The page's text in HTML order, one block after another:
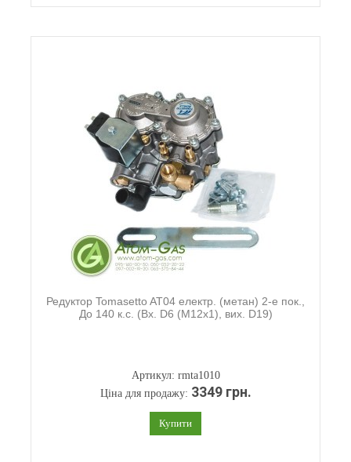
Редуктор Tomasetto AT04 електр. (метан) 2-е пок.,
До 140 к.с. (Вх. D6 (М12х1), вих. D19)
Артикул: rmta1010
Ціна для продажу: 3349 грн.
Купити